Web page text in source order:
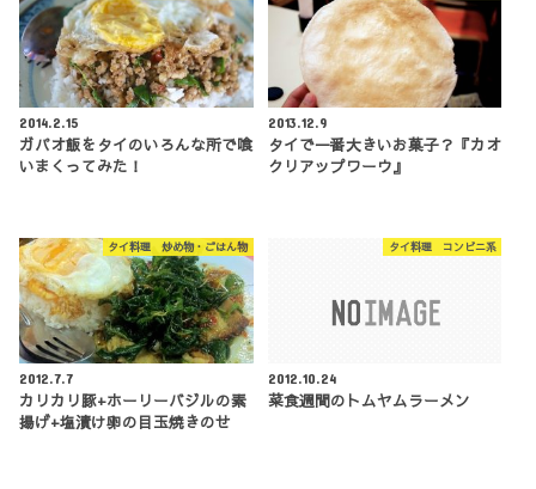
2014.2.15
ガパオ飯をタイのいろんな所で喰
いまくってみた！
2013.12.9
タイで一番大きいお菓子？『カオ
クリアップワーウ』
タイ料理 炒め物・ごはん物
2012.7.7
カリカリ豚+ホーリーバジルの素
揚げ+塩漬け卵の目玉焼きのせ
タイ料理 コンビニ系
2012.10.24
菜食週間のトムヤムラーメン